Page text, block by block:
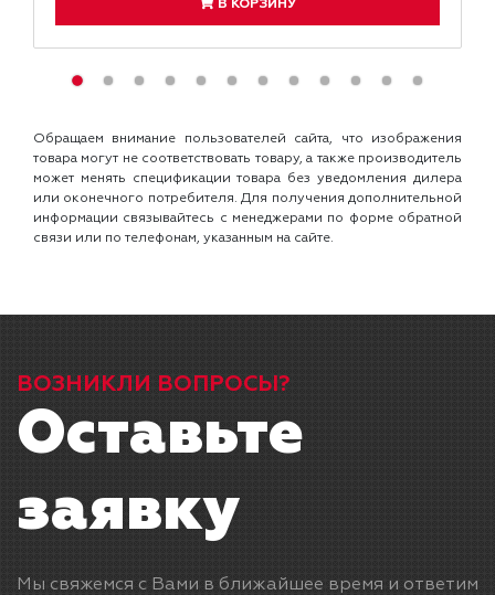
В КОРЗИНУ
Обращаем внимание пользователей сайта, что изображения
товара могут не соответствовать товару, а также производитель
может менять спецификации товара без уведомления дилера
или оконечного потребителя. Для получения дополнительной
информации связывайтесь с менеджерами по форме обратной
связи или по телефонам, указанным на сайте.
ВОЗНИКЛИ ВОПРОСЫ?
Оставьте
заявку
Мы свяжемся с Вами в ближайшее время и ответим